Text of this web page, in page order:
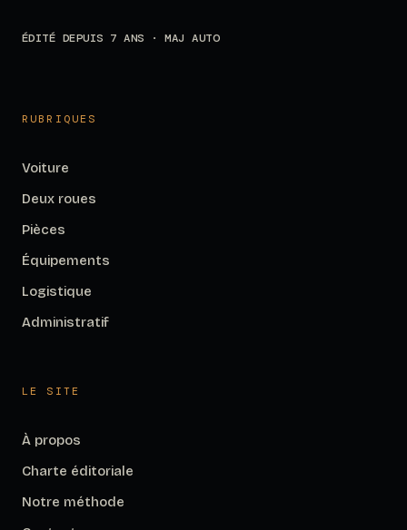
ÉDITÉ DEPUIS 7 ANS · MAJ AUTO
RUBRIQUES
Voiture
Deux roues
Pièces
Équipements
Logistique
Administratif
LE SITE
À propos
Charte éditoriale
Notre méthode